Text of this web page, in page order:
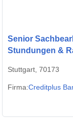
Senior
Stundungen &
Stuttgart, 70173
Firma:Creditplus